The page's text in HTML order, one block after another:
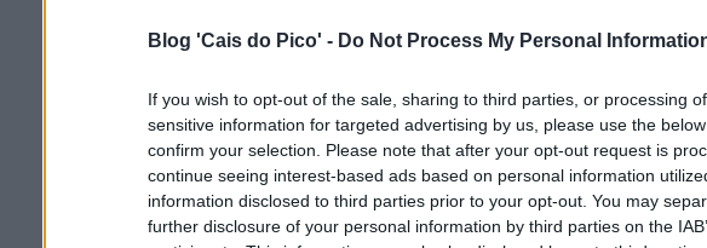
Blog 'Cais do Pico' - Do Not Process My Personal
If you wish to opt-out of the sale, sharing to third parties, or processing
sensitive information for targeted advertising by us, please use the
confirm your selection. Please note that after your opt-out request is
continue seeing interest-based ads based on personal information
information disclosed to third parties prior to your opt-out. You may
further disclosure of your personal information by third parties on the